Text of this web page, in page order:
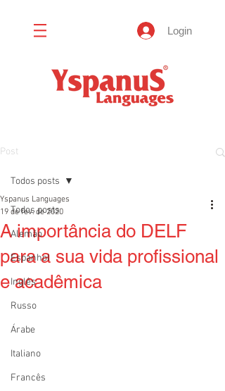
Login
Post
Todos posts
Alemão
Espanhol
Inglês
Russo
Árabe
Italiano
Francês
Todos posts
A importância do DELF
para a sua vida profissional
e acadêmica
Yspanus Languages
19 de fev. de 2020